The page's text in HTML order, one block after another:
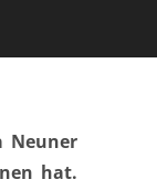
Neuner
hat.